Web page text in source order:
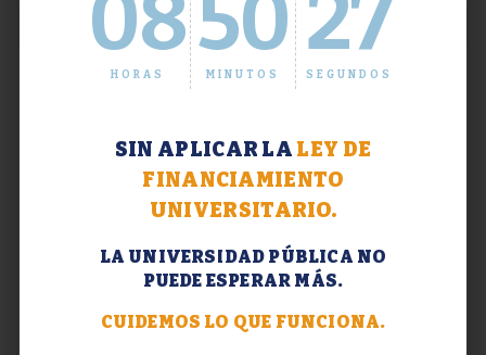
08
HORAS
50
MINUTOS
28
SEGUNDOS
SIN APLICAR LA LEY DE
FINANCIAMIENTO
UNIVERSITARIO.
LA UNIVERSIDAD PÚBLICA NO
PUEDE ESPERAR MÁS.
CUIDEMOS LO QUE FUNCIONA.
Extensión. Diplomaturas 2026.